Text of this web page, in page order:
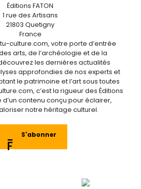
Éditions FATON
1 rue des Artisans
21803 Quetigny
France
culture.com, votre porte d’entrée
arts, de l’archéologie et de la
les dernières actualités
approfondies de nos experts et
le patrimoine et l’art sous toutes
c’est la rigueur des Éditions
d’un contenu conçu pour éclairer,
notre héritage culturel.
S'abonner